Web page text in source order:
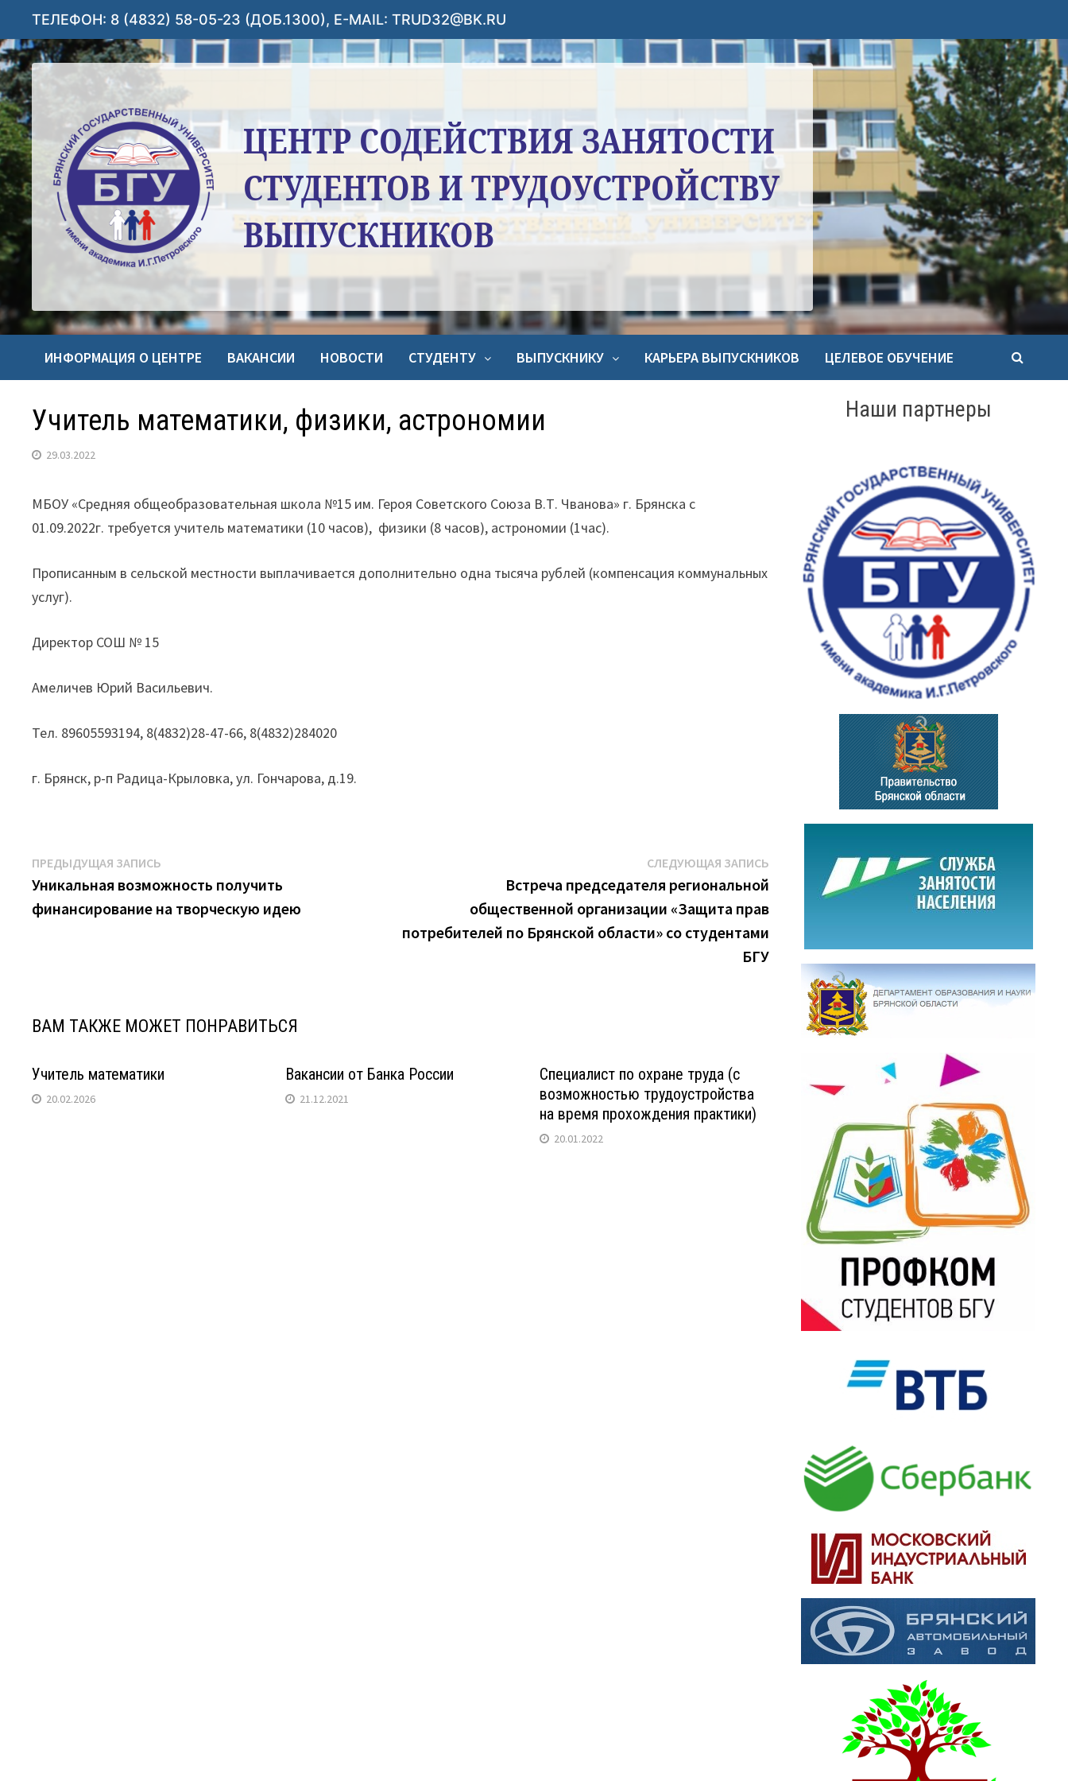
Перейти
содержимому
ТЕЛЕФОН: 8 (4832) 58-05-23 (ДОБ.1300), E-MAIL: TRUD32@BK.RU
ИНФОРМАЦИЯ О ЦЕНТРЕ ВАКАНСИИ НОВОСТИ СТУДЕНТУ ВЫПУСКНИКУ КАРЬЕРА ВЫПУСКНИКОВ ЦЕЛЕВОЕ ОБУЧЕНИЕ
Учитель математики, физики, астрономии
29.03.2022
МБОУ «Средняя общеобразовательная школа №15 им. Героя Советского Союза В.Т. Чванова» г. Брянска с
01.09.2022г. требуется учитель математики (10 часов), физики (8 часов), астрономии (1час).
Прописанным в сельской местности выплачивается дополнительно одна тысяча рублей (компенсация коммунальных
услуг).
Директор СОШ № 15
Амеличев Юрий Васильевич.
Тел. 89605593194, 8(4832)28-47-66, 8(4832)284020
г. Брянск, р-п Радица-Крыловка, ул. Гончарова, д.19.
Навигация
по
записям
ПРЕДЫДУЩАЯ ЗАПИСЬ
запись:
Уникальная возможность получить
финансирование на творческую идею
СЛЕДУЮЩАЯ ЗАПИСЬСледующая
запись:
Встреча председателя региональной
общественной организации «Защита прав
потребителей по Брянской области» со студентами
БГУ
ВАМ ТАКЖЕ МОЖЕТ ПОНРАВИТЬСЯ
Учитель математики
20.02.2026
Вакансии от Банка России
21.12.2021
Специалист по охране труда (с
возможностью трудоустройства
на время прохождения практики)
20.01.2022
Наши партнеры